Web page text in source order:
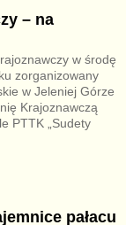
– na
w środę
zorganizowany
w Jeleniej Górze
Krajoznawczą
PTTK „Sudety
pałacu